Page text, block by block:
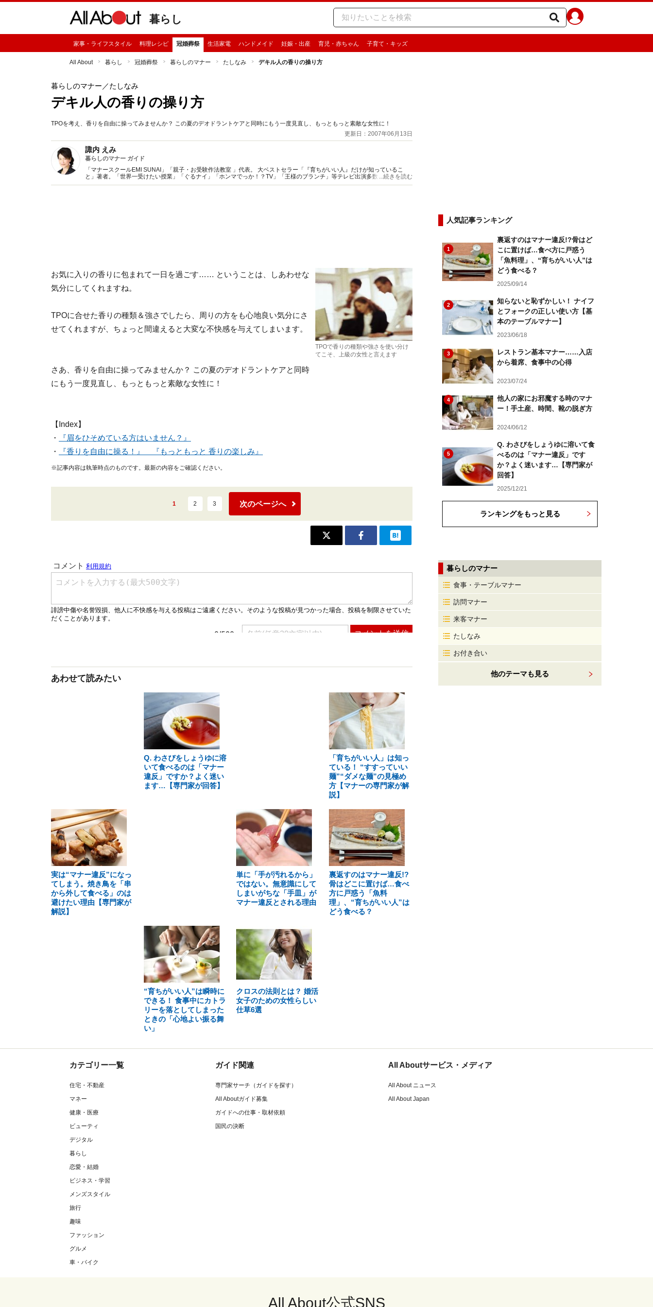
暮らし
家事・ライフスタイル 料理レシピ 冠婚葬祭 生活家電 ハンドメイド 妊娠・出産 育児・赤ちゃん 子育て・キッズ
All About 暮らし 冠婚葬祭 暮らしのマナー たしなみ デキル人の香りの操り方
暮らしのマナー ／たしなみ
デキル人の香りの操り方
TPOを考え、香りを自由に操ってみませんか？ この夏のデオドラントケアと同時にもう一度見直し、もっともっと素敵な女性に！
更新日：2007年06月13日
諏内 えみ
暮らしのマナー ガイド
「マナースクールEMI SUNAI」「親子・お受験作法教室 」代表。 大ベストセラー「『育ちがいい人』だけが知っているこ
と」著者。「世界一受けたい授業」「ぐるナイ」「ホンマでっか！？TV」「王様のブランチ」等テレビ出演多数。 映画やド
ラマで女優のエレガント所作指導にも定評。
...続きを読む
TPOで香りの種類や強さを使い分け
てこそ、上級の女性と言えます
お気に入りの香りに包まれて一日を過ごす…… ということは、しあわせな
気分にしてくれますね。
TPOに合せた香りの種類＆強さでしたら、周りの方をも心地良い気分にさ
せてくれますが、ちょっと間違えると大変な不快感を与えてしまいます。
さあ、香りを自由に操ってみませんか？ この夏のデオドラントケアと同時
にもう一度見直し、もっともっと素敵な女性に！
【Index】
・
『眉をひそめている方はいません？』
・
『香りを自由に操る！』 『もっともっと 香りの楽しみ』
※記事内容は執筆時点のものです。最新の内容をご確認ください。
1 2 3 次のページへ
あわせて読みたい
Q. わさびをしょうゆに溶
いて食べるのは「マナー
違反」ですか？よく迷い
ます…【専門家が回答】
「育ちがいい人」は知っ
ている！ “すすっていい
麺”“ダメな麺”の見極め
方【マナーの専門家が解
説】
実は“マナー違反”になっ
てしまう。焼き鳥を「串
から外して食べる」のは
避けたい理由【専門家が
解説】
単に「手が汚れるから」
ではない。無意識にして
しまいがちな「手皿」が
マナー違反とされる理由
裏返すのはマナー違反!?
骨はどこに置けば…食べ
方に戸惑う「魚料
理」、“育ちがいい人”は
どう食べる？
“育ちがいい人”は瞬時に
できる！ 食事中にカトラ
リーを落としてしまった
ときの「心地よい振る舞
い」
クロスの法則とは？ 婚活
女子のための女性らしい
仕草6選
人気記事ランキング
1
裏返すのはマナー違反!?骨はど
こに置けば…食べ方に戸惑う
「魚料理」、“育ちがいい人”は
どう食べる？
2025/09/14
2
知らないと恥ずかしい！ ナイフ
とフォークの正しい使い方【基
本のテーブルマナー】
2023/06/18
3
レストラン基本マナー……入店
から着席、食事中の心得
2023/07/24
4
他人の家にお邪魔する時のマナ
ー！手土産、時間、靴の脱ぎ方
2024/06/12
5
Q. わさびをしょうゆに溶いて食
べるのは「マナー違反」です
か？よく迷います…【専門家が
回答】
2025/12/21
ランキングをもっと見る
暮らしのマナー
食事・テーブルマナー
訪問マナー
来客マナー
たしなみ
お付き合い
他のテーマも見る
カテゴリー一覧
住宅・不動産
マネー
健康・医療
ビューティ
デジタル
暮らし
恋愛・結婚
ビジネス・学習
メンズスタイル
旅行
趣味
ファッション
グルメ
車・バイク
ガイド関連
専門家サーチ（ガイドを探す）
All Aboutガイド募集
ガイドへの仕事・取材依頼
国民の決断
All Aboutサービス・メディア
All About ニュース
All About Japan
All About公式SNS